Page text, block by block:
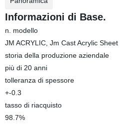
Informazioni di Base.
n. modello
JM ACRYLIC, Jm Cast Acrylic Sheet
storia della produzione aziendale
più di 20 anni
tolleranza di spessore
+-0.3
tasso di riacquisto
98.7%